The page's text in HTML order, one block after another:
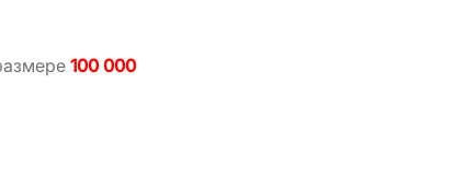
100 000